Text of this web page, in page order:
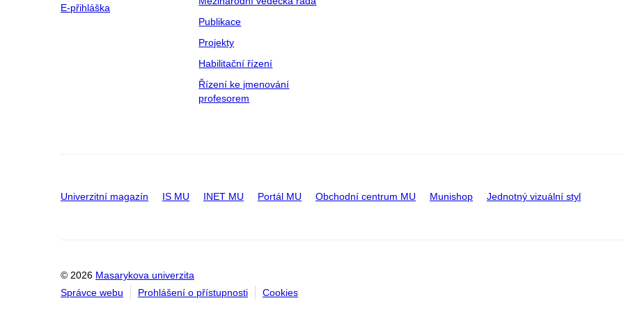
E-přihláška
Publikace
Projekty
Habilitační řízení
Řízení ke jmenování
profesorem
Univerzitní magazín IS MU INET MU Portál MU Obchodní centrum MU Munishop Jednotný vizuální styl
© 2026 Masarykova univerzita
Správce webu
Prohlášení o přístupnosti Cookies